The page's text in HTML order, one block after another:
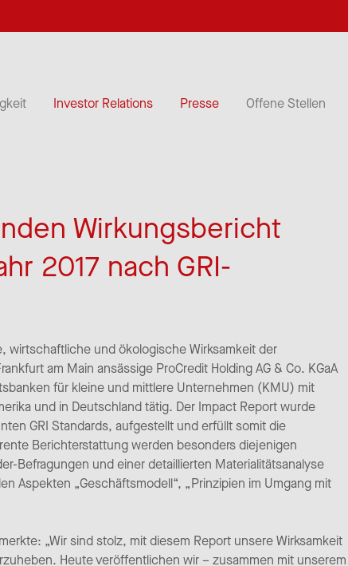
Investor Relations Presse Offene Stellen
Wirkungsbericht
2017 nach GRI-
wirtschaftliche und ökologische Wirksamkeit der
am Main ansässige ProCredit Holding AG & Co. KGaA
für kleine und mittlere Unternehmen (KMU) mit
und in Deutschland tätig. Der Impact Report wurde
GRI Standards, aufgestellt und erfüllt somit die
Berichterstattung werden besonders diejenigen
Befragungen und einer detaillierten Materialitätsanalyse
Aspekten „Geschäftsmodell“, „Prinzipien im Umgang mit
„Wir sind stolz, mit diesem Report unsere Wirksamkeit
Heute veröffentlichen wir – zusammen mit unserem